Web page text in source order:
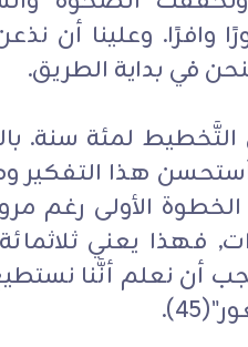
وافرًا. وعلينا أن
في بداية الطريق.
التَّخطيط لمئة سنة.
هذا التفكير
الخطوة الأولى رغم
يعني
أن نعلم أنَّنا